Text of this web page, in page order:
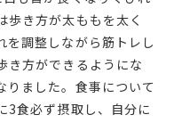
歩き方が太ももを太く
を調整しながら筋トレし
き方ができるようにな
りました。食事について
3食必ず摂取し、自分に